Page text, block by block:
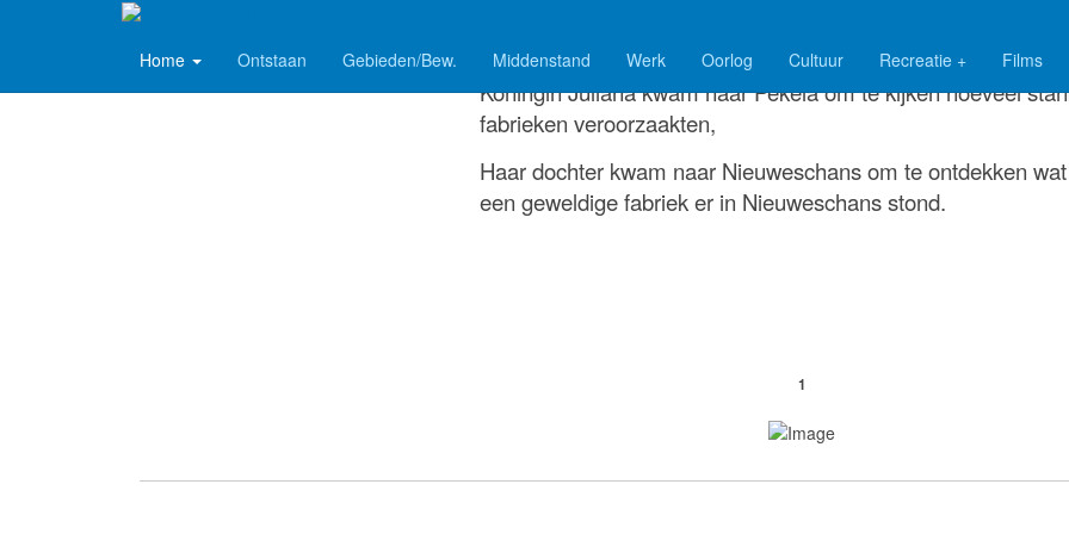
Home
Ontstaan Gebieden/Bew. Middenstand Werk Oorlog Cultuur Recreatie + Films
Koningin Juliana kwam naar Pekela om te kijken hoeveel
fabrieken veroorzaakten,
Haar dochter kwam naar Nieuweschans om te ontdekken
een geweldige fabriek er in Nieuweschans stond.
1